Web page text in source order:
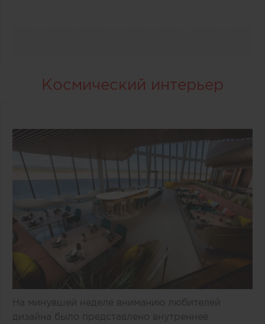
Космический интерьер
На минувшей неделе вниманию любителей
дизайна было представлено внутреннее